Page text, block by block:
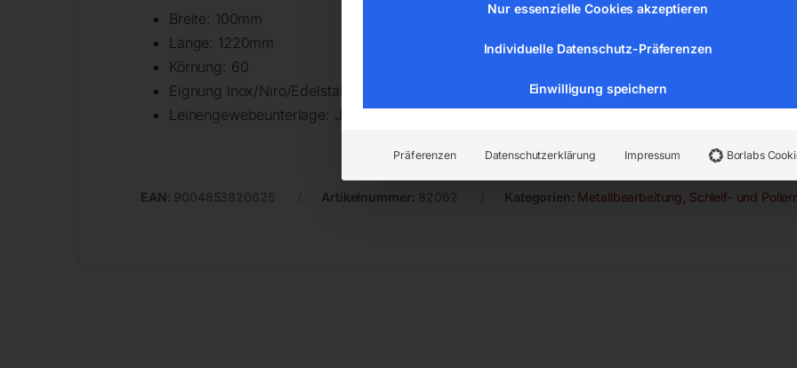
Breite: 100mm
Länge: 1220mm
Körnung: 60
Eignung Inox/Niro/Edelstahl: geeignet
Leinengewebeunterlage: Ja
EAN: 9004853820625 Artikelnummer: 82062 Kategorien: Metallbearbeitung Schleif- und
Nur essenzielle Cookies akzeptieren
Individuelle Datenschutz-Präferenzen
Einwilligung speichern
Präferenzen Datenschutzerklärung Impressum Borlabs